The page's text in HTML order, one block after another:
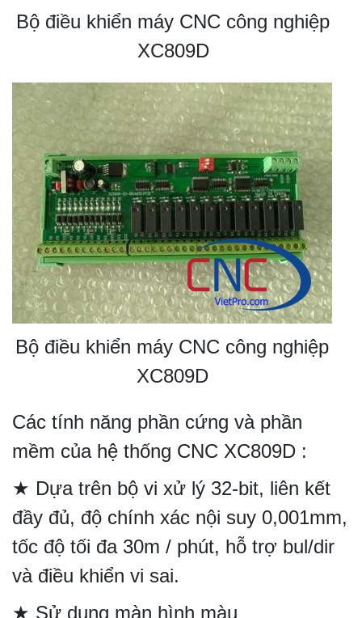
Bộ điều khiển máy CNC công nghiệp
XC809D
Bộ điều khiển máy CNC công nghiệp
XC809D
Các tính năng phần cứng và phần
mềm của hệ thống CNC XC809D :
★ Dựa trên bộ vi xử lý 32-bit, liên kết
đầy đủ, độ chính xác nội suy 0,001mm,
tốc độ tối đa 30m / phút, hỗ trợ bul/dir
và điều khiển vi sai.
★ Sử dụng màn hình màu